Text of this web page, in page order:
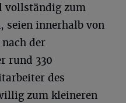
vollständig zum
seien innerhalb von
der
rund 330
des
zum kleineren